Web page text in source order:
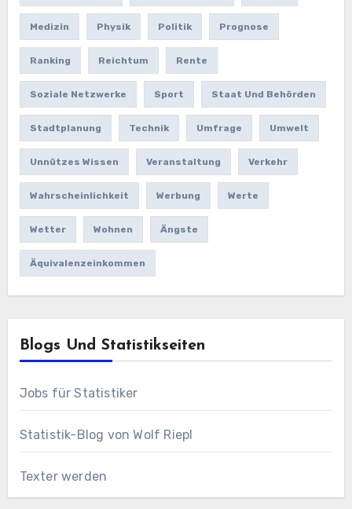
Medizin Physik Politik Prognose
Ranking Reichtum Rente
Soziale Netzwerke Sport Staat Und Behörden
Stadtplanung Technik Umfrage Umwelt
Unnützes Wissen Veranstaltung Verkehr
Wahrscheinlichkeit Werbung Werte
Wetter Wohnen Ängste
Äquivalenzeinkommen
Blogs Und Statistikseiten
Jobs für Statistiker
Statistik-Blog von Wolf Riepl
Texter werden